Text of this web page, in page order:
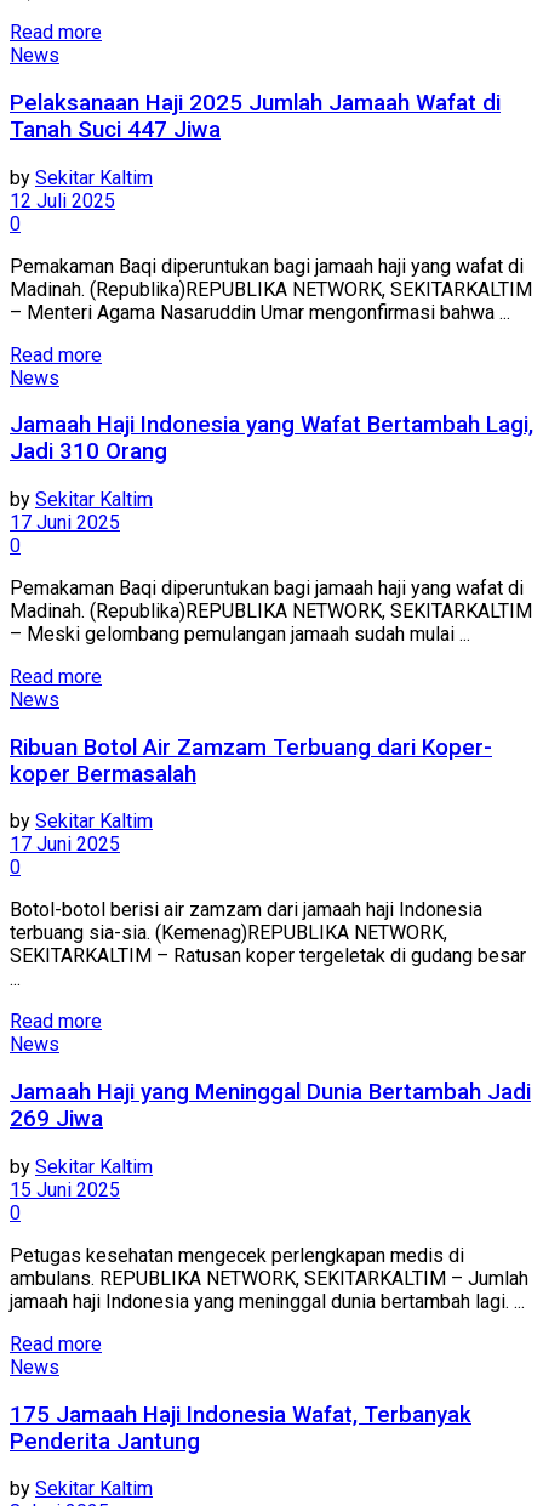
Read more
News
Pelaksanaan Haji 2025 Jumlah Jamaah Wafat di
Tanah Suci 447 Jiwa
by Sekitar Kaltim
12 Juli 2025
0
Pemakaman Baqi diperuntukan bagi jamaah haji yang wafat di
Madinah. (Republika)REPUBLIKA NETWORK, SEKITARKALTIM
– Menteri Agama Nasaruddin Umar mengonfirmasi bahwa ...
Read more
News
Jamaah Haji Indonesia yang Wafat Bertambah Lagi,
Jadi 310 Orang
by Sekitar Kaltim
17 Juni 2025
0
Pemakaman Baqi diperuntukan bagi jamaah haji yang wafat di
Madinah. (Republika)REPUBLIKA NETWORK, SEKITARKALTIM
– Meski gelombang pemulangan jamaah sudah mulai ...
Read more
News
Ribuan Botol Air Zamzam Terbuang dari Koper-
koper Bermasalah
by Sekitar Kaltim
17 Juni 2025
0
Botol-botol berisi air zamzam dari jamaah haji Indonesia
terbuang sia-sia. (Kemenag)REPUBLIKA NETWORK,
SEKITARKALTIM – Ratusan koper tergeletak di gudang besar
...
Read more
News
Jamaah Haji yang Meninggal Dunia Bertambah Jadi
269 Jiwa
by Sekitar Kaltim
15 Juni 2025
0
Petugas kesehatan mengecek perlengkapan medis di
ambulans. REPUBLIKA NETWORK, SEKITARKALTIM – Jumlah
jamaah haji Indonesia yang meninggal dunia bertambah lagi. ...
Read more
News
175 Jamaah Haji Indonesia Wafat, Terbanyak
Penderita Jantung
by Sekitar Kaltim